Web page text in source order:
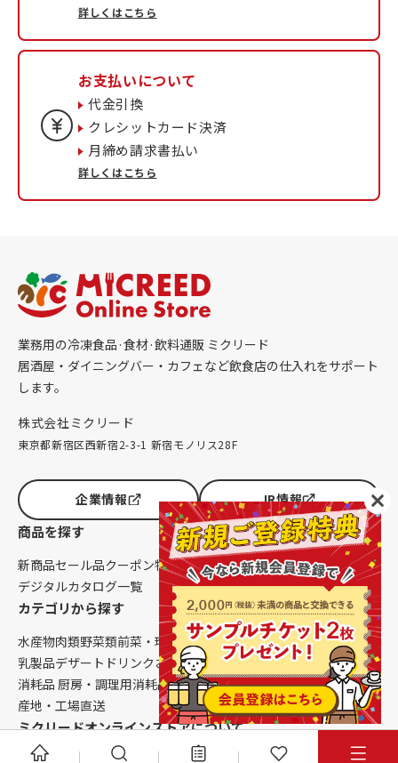
詳しくはこちら
お支払いについて
代金引換
クレシットカード決済
月締め請求書払い
詳しくはこちら
業務用の冷凍食品·食材·飲料通販 ミクリード
居酒屋・ダイニングバー・カフェなど飲食店の仕入れをサポート
します。
株式会社ミクリード
東京都新宿区西新宿2-3-1 新宿モノリス28F
企業情報 IR情報
商品を探す
新商品セール品クーポン特集一覧メニューのヒント
デジタルカタログ一覧
カテゴリから探す
水産物肉類野菜類前菜・珍味 串もの揚げ物餃子・点心お食事
乳製品デザート ドリンク お酒調味料
消耗品 卓上・客席用
消耗品 厨房・調理用消耗品 クレンリネス生鮮品（配送便限定）
産地・工場直送
ミクリードオンラインストアについて